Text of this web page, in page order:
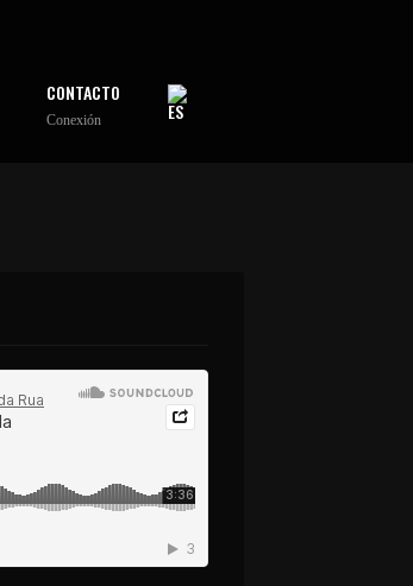
CONTACTO
Conexión